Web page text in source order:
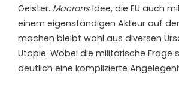
Geister. Macrons Idee, die EU auch
einem eigenständigen Akteur auf
machen bleibt wohl aus diversen
Utopie. Wobei die militärische Frage
deutlich eine komplizierte